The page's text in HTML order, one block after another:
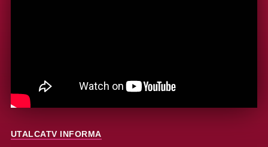
UTALCATV INFORMA